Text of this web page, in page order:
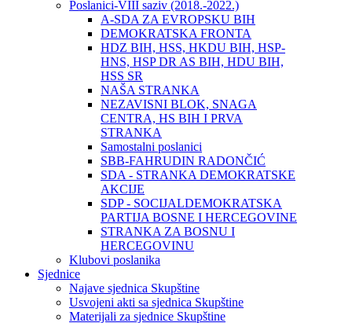
Poslanici-VIII saziv (2018.-2022.)
A-SDA ZA EVROPSKU BIH
DEMOKRATSKA FRONTA
HDZ BIH, HSS, HKDU BIH, HSP-
HNS, HSP DR AS BIH, HDU BIH,
HSS SR
NAŠA STRANKA
NEZAVISNI BLOK, SNAGA
CENTRA, HS BIH I PRVA
STRANKA
Samostalni poslanici
SBB-FAHRUDIN RADONČIĆ
SDA - STRANKA DEMOKRATSKE
AKCIJE
SDP - SOCIJALDEMOKRATSKA
PARTIJA BOSNE I HERCEGOVINE
STRANKA ZA BOSNU I
HERCEGOVINU
Klubovi poslanika
Sjednice
Najave sjednica Skupštine
Usvojeni akti sa sjednica Skupštine
Materijali za sjednice Skupštine